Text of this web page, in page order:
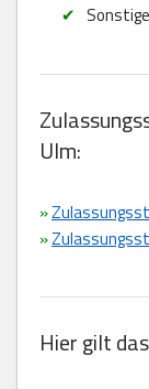
Ulm:
»
»
Hier gilt